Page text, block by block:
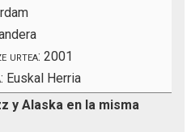
urtea: 2001
Euskal Herria
y Alaska en la misma